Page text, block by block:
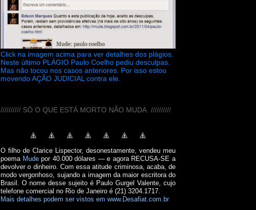
Click na imagem acima para ver detalhes dos plágios.
Neste último PLÁGIO Paulo Coelho pediu desculpas.
Mas não tocou nos casos anteriores. Por isso estou
movendo AÇÃO JUDICIAL contra ele.
////////// SÓ O QUE ESTÁ MORTO NÃO MUDA. //////////
O filho de Clarice Lispector, desonestamente, vendeu meu
poema Mudepor 40.000 dólares — e agora RECUSA-SE a
devolver o dinheiro. Com essa atitude criminosa, acaba, de
modo vergonhoso, sujando a imagem da maior escritora do
Brasil. O nome desse sujeito é Paulo Gurgel Valente, cujo
telefone comercial no Rio de Janeiro é (21) 3204.1717.
Mais detalhes podem ser vistos em www.Desafiat.com.br